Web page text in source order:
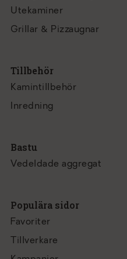
Utekaminer
Grillar & Pizzaugnar
Tillbehör
Kamintillbehör
Inredning
Bastu
Vedeldade aggregat
Populära sidor
Favoriter
Tillverkare